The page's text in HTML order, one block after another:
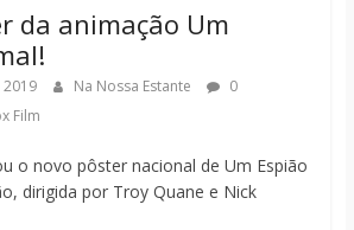
da animação Um
Na Nossa Estante
0
Film
o novo pôster nacional de Um Espião
dirigida por Troy Quane e Nick